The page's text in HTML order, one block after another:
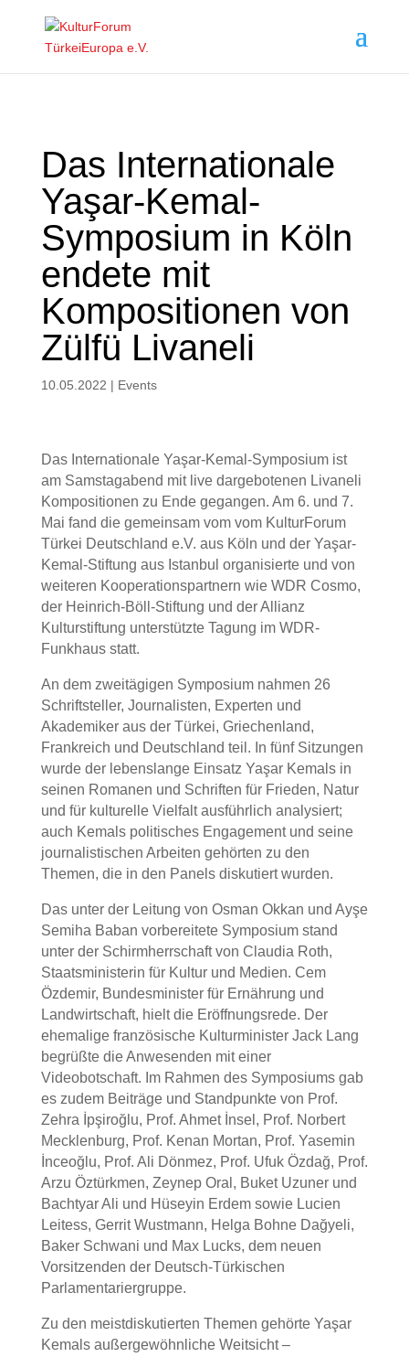
Das Internationale
Yaşar-Kemal-
Symposium in Köln
endete mit
Kompositionen von
Zülfü Livaneli
10.05.2022 | Events
Das Internationale Yaşar-Kemal-Symposium ist
am Samstagabend mit live dargebotenen Livaneli
Kompositionen zu Ende gegangen. Am 6. und 7.
Mai fand die gemeinsam vom vom KulturForum
Türkei Deutschland e.V. aus Köln und der Yaşar-
Kemal-Stiftung aus Istanbul organisierte und von
weiteren Kooperationspartnern wie WDR Cosmo,
der Heinrich-Böll-Stiftung und der Allianz
Kulturstiftung unterstützte Tagung im WDR-
Funkhaus statt.
An dem zweitägigen Symposium nahmen 26
Schriftsteller, Journalisten, Experten und
Akademiker aus der Türkei, Griechenland,
Frankreich und Deutschland teil. In fünf Sitzungen
wurde der lebenslange Einsatz Yaşar Kemals in
seinen Romanen und Schriften für Frieden, Natur
und für kulturelle Vielfalt ausführlich analysiert;
auch Kemals politisches Engagement und seine
journalistischen Arbeiten gehörten zu den
Themen, die in den Panels diskutiert wurden.
Das unter der Leitung von Osman Okkan und Ayşe
Semiha Baban vorbereitete Symposium stand
unter der Schirmherrschaft von Claudia Roth,
Staatsministerin für Kultur und Medien. Cem
Özdemir, Bundesminister für Ernährung und
Landwirtschaft, hielt die Eröffnungsrede. Der
ehemalige französische Kulturminister Jack Lang
begrüßte die Anwesenden mit einer
Videobotschaft. Im Rahmen des Symposiums gab
es zudem Beiträge und Standpunkte von Prof.
Zehra İpşiroğlu, Prof. Ahmet İnsel, Prof. Norbert
Mecklenburg, Prof. Kenan Mortan, Prof. Yasemin
İnceoğlu, Prof. Ali Dönmez, Prof. Ufuk Özdağ, Prof.
Arzu Öztürkmen, Zeynep Oral, Buket Uzuner und
Bachtyar Ali und Hüseyin Erdem sowie Lucien
Leitess, Gerrit Wustmann, Helga Bohne Dağyeli,
Baker Schwani und Max Lucks, dem neuen
Vorsitzenden der Deutsch-Türkischen
Parlamentariergruppe.
Zu den meistdiskutierten Themen gehörte Yaşar
Kemals außergewöhnliche Weitsicht –